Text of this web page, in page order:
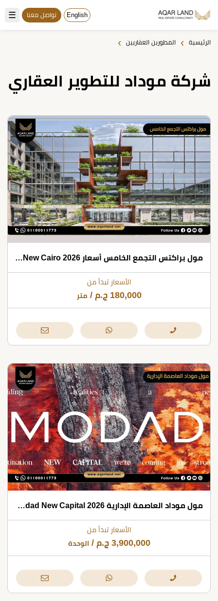
☰ English تواصل معنا
الرئيسية › المطورين العقاريين ›
شركة موداد للتطوير العقاري
مول براكتس التجمع الخامس أسعار 2026 Brackets Mall New Cairo
الأسعار تبدأ من
180,000 ج.م / متر
مول موداد العاصمة الإدارية 2026 Modad New Capital
الأسعار تبدأ من
3,900,000 ج.م / الوحدة